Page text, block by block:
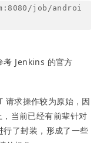
job/androi
考 Jenkins 的官方
请求操作较为原始，因
当前已经有前辈针对
行了封装，形成了一些